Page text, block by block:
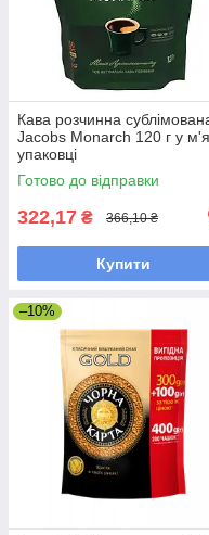
Кава розчинна
Jacobs Monarch 120 г у
упаковці
Готово до відправки
322,17 ₴ 366,10 ₴
Купити
–10%